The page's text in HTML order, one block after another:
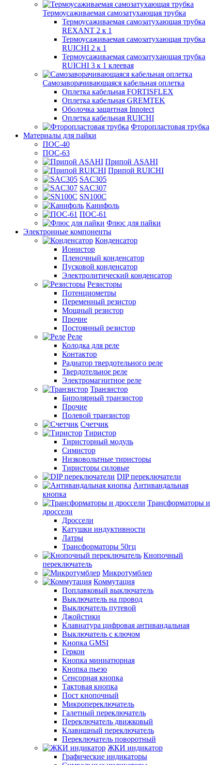
Термоусаживаемая самозатухающая трубка
Термоусаживаемая самозатухающая трубка
REXANT 2 к 1
Термоусаживаемая самозатухающая трубка
RUICHI 2 к 1
Термоусаживаемая самозатухающая трубка
RUICHI 3 к 1 клеевая
Самозаворачивающаяся кабельная оплетка
Оплетка кабельная FORTISFLEX
Оплетка кабельная GREMTEK
Оболочка защитная Innotect
Оплетка кабельная RUICHI
Фторопластовая трубка
Материалы для пайки
ПОС-40
ПОС-63
Припой ASAHI
Припой RUICHI
SAC305
SAC307
SN100C
Канифоль
ПОС-61
Флюс для пайки
Электронные компоненты
Конденсатор
Ионистор
Пленочный конденсатор
Пусковой конденсатор
Электролитический конденсатор
Резисторы
Потенциометры
Переменный резистор
Мощный резистор
Прочие
Постоянный резистор
Реле
Колодка для реле
Контактор
Радиатор твердотельного реле
Твердотельное реле
Электромагнитное реле
Транзистор
Биполярный транзистор
Прочие
Полевой транзистор
Счетчик
Тиристор
Тиристорный модуль
Симистор
Низковольтные тиристоры
Тиристоры силовые
DIP переключатели
Антивандальная
кнопка
Трансформаторы и
дроссели
Дроссели
Катушки индуктивности
Латры
Трансформаторы 50гц
Кнопочный
переключатель
Микротумблер
Коммутация
Поплавковый выключатель
Выключатель на провод
Выключатель путевой
Джойстики
Клавиатура цифровая антивандальная
Выключатель с ключом
Кнопка GMSI
Геркон
Кнопка миниатюрная
Кнопка пьезо
Сенсорная кнопка
Тактовая кнопка
Пост кнопочный
Микропереключатель
Галетный переключатель
Переключатель движковый
Клавишный переключатель
Переключатель поворотный
ЖКИ индикатор
Графические индикаторы